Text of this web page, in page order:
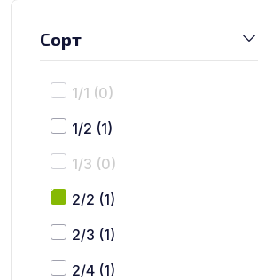
Сорт
1/1 (0)
1/2 (1)
1/3 (0)
2/2 (1)
2/3 (1)
2/4 (1)